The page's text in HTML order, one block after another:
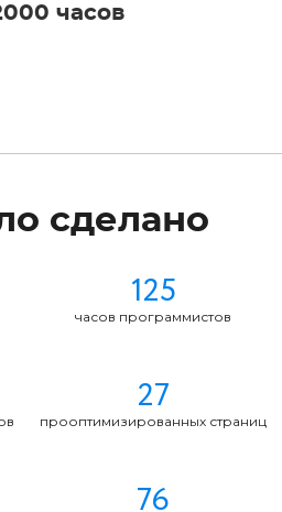
часов
сделано
125
часов программистов
27
прооптимизированных страниц
76